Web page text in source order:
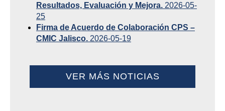
Resultados, Evaluación y Mejora. 2026-05-
25
Firma de Acuerdo de Colaboración CPS –
CMIC Jalisco. 2026-05-19
VER MÁS NOTICIAS